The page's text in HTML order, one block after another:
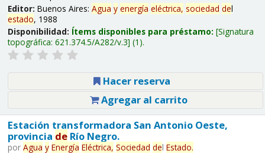
Editor: Buenos Aires: Agua y energía eléctrica, sociedad del
estado, 1988
Disponibilidad: Ítems disponibles para préstamo: Signatura
topográfica: 621.374.5/A282/v.3 (1).
Hacer reserva
Agregar al carrito
Estación transformadora San Antonio Oeste,
provincia deRío Negro.
por Agua y Energía Eléctrica, Sociedad del Estado.